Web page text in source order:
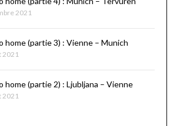
2021
home (partie 3) : Vienne – Munich
2021
home (partie 2) : Ljubljana – Vienne
2021